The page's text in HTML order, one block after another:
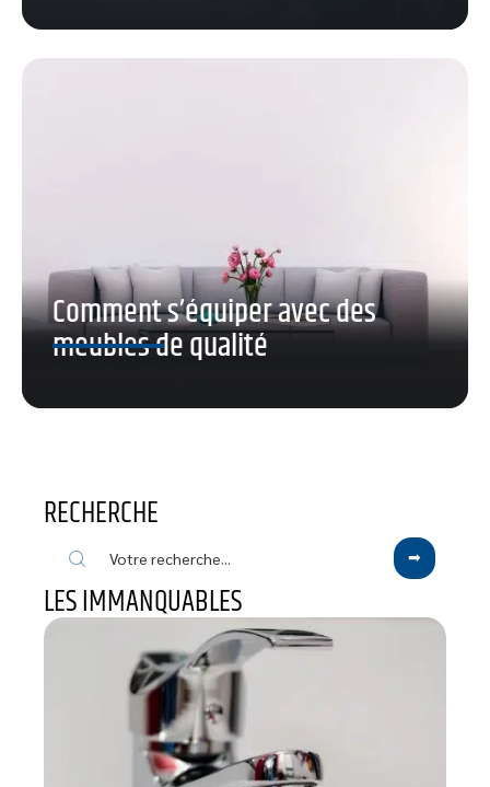
Comment s’équiper avec des
meubles de qualité
RECHERCHE
LES IMMANQUABLES